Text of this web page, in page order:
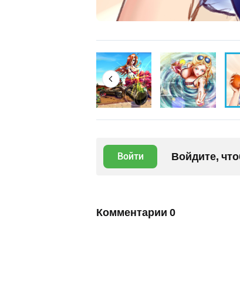
Войти Войдите,
Комментарии 0